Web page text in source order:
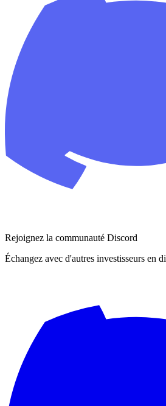
Rejoignez la communauté Discord
Échangez avec d'autres investisseurs en